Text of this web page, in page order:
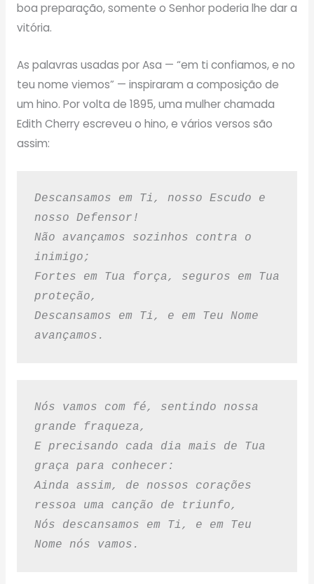
boa preparação, somente o Senhor poderia lhe dar a
vitória.
As palavras usadas por Asa — “em ti confiamos, e no
teu nome viemos” — inspiraram a composição de
um hino. Por volta de 1895, uma mulher chamada
Edith Cherry escreveu o hino, e vários versos são
assim:
Descansamos em Ti, nosso Escudo e
nosso Defensor!
Não avançamos sozinhos contra o
inimigo;
Fortes em Tua força, seguros em Tua
proteção,
Descansamos em Ti, e em Teu Nome
avançamos.
Nós vamos com fé, sentindo nossa
grande fraqueza,
E precisando cada dia mais de Tua
graça para conhecer:
Ainda assim, de nossos corações
ressoa uma canção de triunfo,
Nós descansamos em Ti, e em Teu
Nome nós vamos.